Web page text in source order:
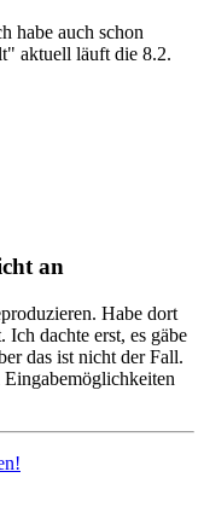
habe auch schon
aktuell läuft die 8.2.
an
Habe dort
dachte erst, es gäbe
das ist nicht der Fall.